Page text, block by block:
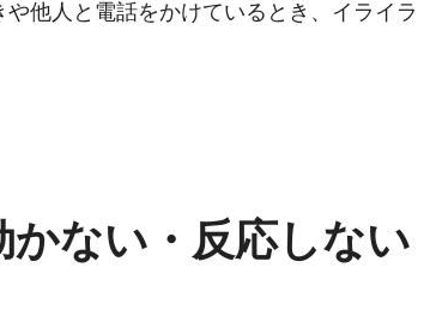
他人と電話をかけているとき、イライラ
かない・反応しない